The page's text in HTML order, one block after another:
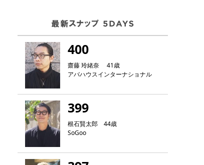
400
齋藤 玲緒奈 41歳
アバハウスインターナショナル
399
根石賢太郎 44歳
SoGoo